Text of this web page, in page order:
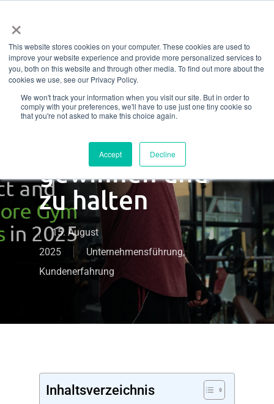
×
This website stores cookies on your computer. These cookies are used to
improve your website experience and provide more personalized services to
you, both on this website and through other media. To find out more about the
cookies we use, see our Privacy Policy.
We won't track your information when you visit our site. But in order to
comply with your preferences, we'll have to use just one tiny cookie so
that you're not asked to make this choice again.
Accept Decline
Hauptinhalt
springen
10 Wege, um
2025 mehr
Fitnessstudio-
Mitglieder zu
gewinnen und
zu halten
15. August
2025
Unternehmensführung,
Kundenerfahrung
Inhaltsverzeichnis